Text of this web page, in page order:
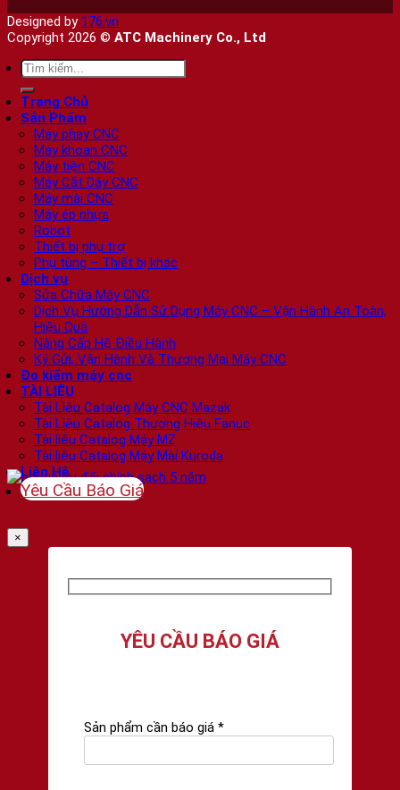
Designed by 176.vn
Copyright 2026 © ATC Machinery Co., Ltd
Tìm
kiếm:
Trang Chủ
Sản Phẩm
Máy phay CNC
Máy khoan CNC
Máy tiện CNC
Máy Cắt Dây CNC
Máy mài CNC
Máy ép nhựa
Robot
Thiết bị phụ trợ
Phụ tùng – Thiết bị khác
Dịch vụ
Sửa Chữa Máy CNC
Dịch Vụ Hướng Dẫn Sử Dụng Máy CNC – Vận Hành An Toàn,
Hiệu Quả
Nâng Cấp Hệ Điều Hành
Ký Gửi, Vận Hành Và Thương Mại Máy CNC
Đo kiểm máy cnc
TÀI LIỆU
Tài Liệu Catalog Máy CNC Mazak
Tài Liệu Catalog Thương Hiệu Fanuc
Tài liệu Catalog Máy MZ
Tài liệu Catalog Máy Mài Kuroda
Liên Hệ
Yêu Cầu Báo Giá
×
YÊU CẦU BÁO GIÁ
Sản phẩm cần báo giá *